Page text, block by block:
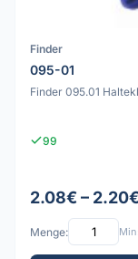
Finder
095-01
Finder 095.01
99
2.08€ – 2.20€
Menge: